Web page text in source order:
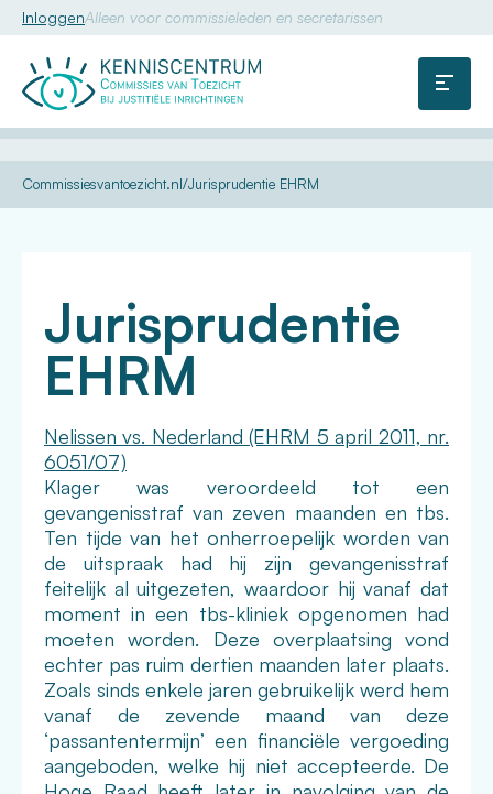
Commissie
Menu
InloggenAlleen voor commissieleden en secretarissen
U
hier:
Commissiesvantoezicht.nl
Kennis
Dossiers
Internationale
regelgeving
Jurisprudentie EHRM
Jurisprudentie
EHRM
Nelissen vs. Nederland (EHRM 5 april 2011, nr.
6051/07)
Klager was veroordeeld tot een
gevangenisstraf van zeven maanden en tbs.
Ten tijde van het onherroepelijk worden van
de uitspraak had hij zijn gevangenisstraf
feitelijk al uitgezeten, waardoor hij vanaf dat
moment in een tbs-kliniek opgenomen had
moeten worden. Deze overplaatsing vond
echter pas ruim dertien maanden later plaats.
Zoals sinds enkele jaren gebruikelijk werd hem
vanaf de zevende maand van deze
‘passantentermijn’ een financiële vergoeding
aangeboden, welke hij niet accepteerde. De